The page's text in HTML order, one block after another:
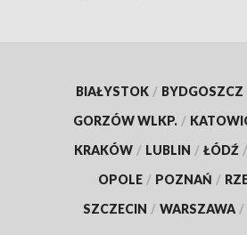
BIAŁYSTOK / BYDGOSZCZ
GORZÓW WLKP. /
KRAKÓW / LUBLIN / ŁÓDŹ /
OPOLE / POZNAŃ /
SZCZECIN / WARSZAWA /